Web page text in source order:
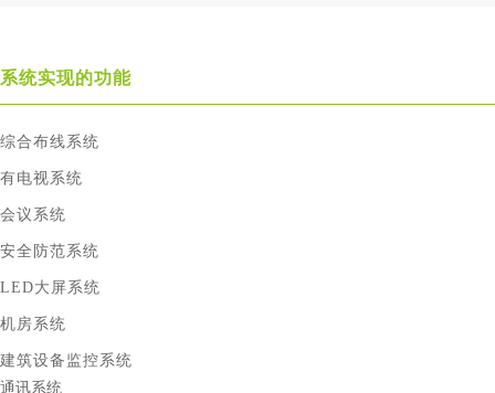
系统实现的功能
综合布线系统
有电视系统
会议系统
安全防范系统
LED大屏系统
机房系统
建筑设备监控系统
通讯系统